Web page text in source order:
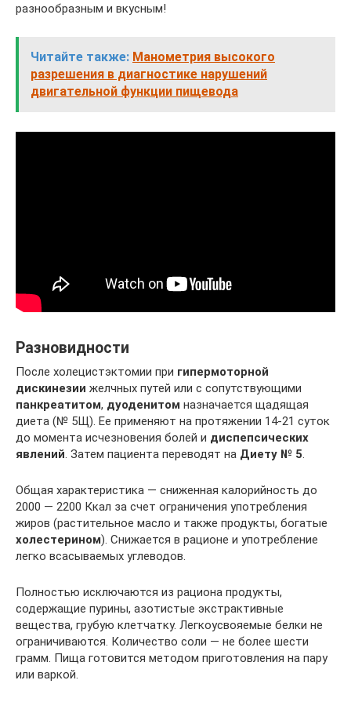
разнообразным и вкусным!
Читайте также: Манометрия высокого
разрешения в диагностике нарушений
двигательной функции пищевода
Разновидности
После холецистэктомии при гипермоторной
дискинезии желчных путей или с сопутствующими
панкреатитом, дуоденитом назначается щадящая
диета (№ 5Щ). Ее применяют на протяжении 14-21 суток
до момента исчезновения болей и диспепсических
явлений . Затем пациента переводят на Диету № 5
Общая характеристика — сниженная калорийность до
2000 — 2200 Ккал за счет ограничения употребления
жиров (растительное масло и также продукты, богатые
холестерином). Снижается в рационе и употребление
легко всасываемых углеводов.
Полностью исключаются из рациона продукты,
содержащие пурины, азотистые экстрактивные
вещества, грубую клетчатку. Легкоусвояемые белки не
ограничиваются. Количество соли — не более шести
грамм. Пища готовится методом приготовления на пару
или варкой.